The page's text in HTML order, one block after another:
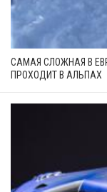
САМАЯ СЛОЖНАЯ В
ПРОХОДИТ В АЛЬПАХ